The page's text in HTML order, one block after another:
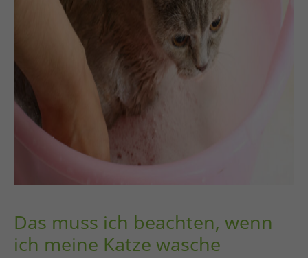
Das muss ich beachten, wenn
ich meine Katze wasche